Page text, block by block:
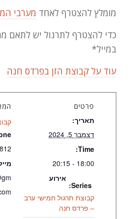
מומלץ להצטרף לאחד מערבי
כדי להצטרף לתרגול יש לתאם
במייל*
עוד על קבוצת הזן בפרדס חנה
פרטים
תאריך:
דצמבר 5, 2024
Time:
18:00 - 20:15
Series:
קבוצת תרגול חמישי ערב
– פרדס חנה
אירוע